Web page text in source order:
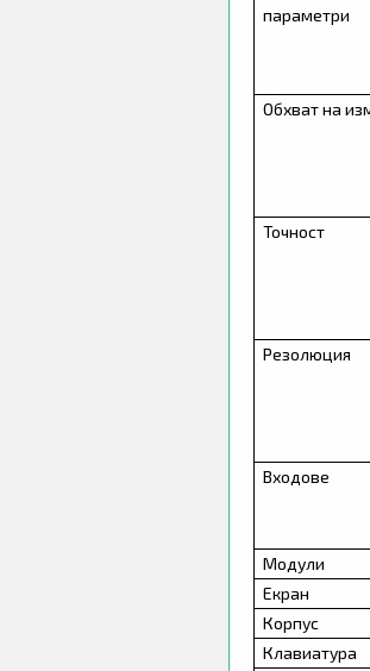
параметри
Обхват на
Точност
Резолюция
Входове
Модули
Екран
Корпус
Клавиатура